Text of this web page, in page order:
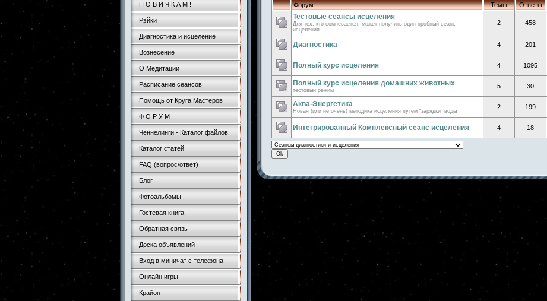
Н О В И Ч К А М !
Рэйки
Диагностика и исцеление
Вознесение
О Медитации
Расписание сеансов
Помощь от Круга Мастеров
Ф О Р У М
Ченнелинги - Каталог файлов
Каталог статей
FAQ (вопрос/ответ)
Блог
Фотоальбомы
Гостевая книга
Обратная связь
Доска объявлений
Вход в миничат с телефона
Онлайн игры
Крайон
Форум Темы Ответы
Тестовые сеансы исцеления
Для тех, кто сомневается, может получить один пробный сеанс
исцеления
2 458
Диагностика 4 201
Полный курс исцеления 4 1095
Полный курс исцеления домашних животных
тестовый режим
5 30
Аква-Энергетика
Новая (или не очень) методика исцеления путем "зарядки" воды
2 199
Интегрированный Комплексный сеанс исцеления 4 18